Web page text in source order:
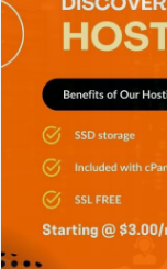
APPS
SISTEMA
Platform
Carlos Conde